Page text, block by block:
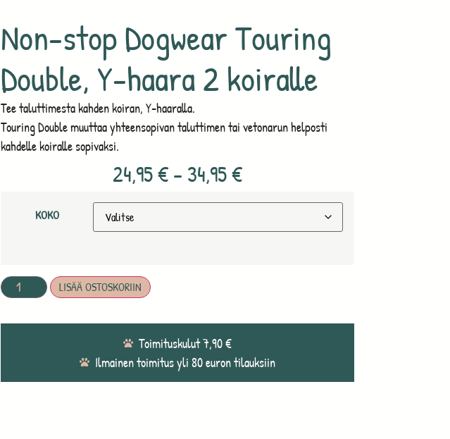
Non-stop Dogwear Touring
Double, Y-haara 2 koiralle
Tee taluttimesta kahden koiran, Y-haaralla.
Touring Double muuttaa yhteensopivan taluttimen tai vetonarun helposti
kahdelle koiralle sopivaksi.
24,95€– 34,95€
KOKO
LISÄÄ OSTOSKORIIN
Toimituskulut 7,90 €
Ilmainen toimitus yli 80 euron tilauksiin